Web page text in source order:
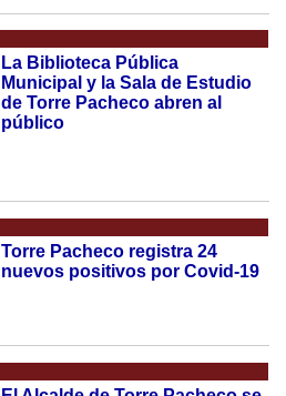
La Biblioteca Pública
Municipal y la Sala de Estudio
de Torre Pacheco abren al
público
Torre Pacheco registra 24
nuevos positivos por Covid-19